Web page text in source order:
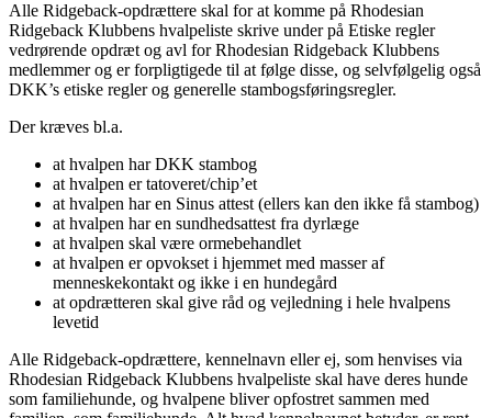
Alle Ridgeback-opdrættere skal for at komme på Rhodesian
Ridgeback Klubbens hvalpeliste skrive under på Etiske regler
vedrørende opdræt og avl for Rhodesian Ridgeback Klubbens
medlemmer og er forpligtigede til at følge disse, og selvfølgelig også
DKK’s etiske regler og generelle stambogsføringsregler.
Der kræves bl.a.
at hvalpen har DKK stambog
at hvalpen er tatoveret/chip’et
at hvalpen har en Sinus attest (ellers kan den ikke få stambog)
at hvalpen har en sundhedsattest fra dyrlæge
at hvalpen skal være ormebehandlet
at hvalpen er opvokset i hjemmet med masser af
menneskekontakt og ikke i en hundegård
at opdrætteren skal give råd og vejledning i hele hvalpens
levetid
Alle Ridgeback-opdrættere, kennelnavn eller ej, som henvises via
Rhodesian Ridgeback Klubbens hvalpeliste skal have deres hunde
som familiehunde, og hvalpene bliver opfostret sammen med